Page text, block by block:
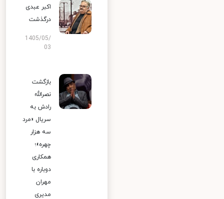
اکبر عبدی
درگذشت
1405/05/
03
بازگشت
نصرالله
رادش به
سریال «مرد
سه هزار
چهره»؛
همکاری
دوباره با
مهران
مدیری